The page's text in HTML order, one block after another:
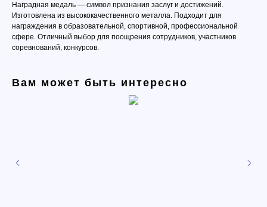
Наградная медаль — символ признания заслуг и достижений.
Изготовлена из высококачественного металла. Подходит для
награждения в образовательной, спортивной, профессиональной
сфере. Отличный выбор для поощрения сотрудников, участников
соревнований, конкурсов.
Вам может быть интересно